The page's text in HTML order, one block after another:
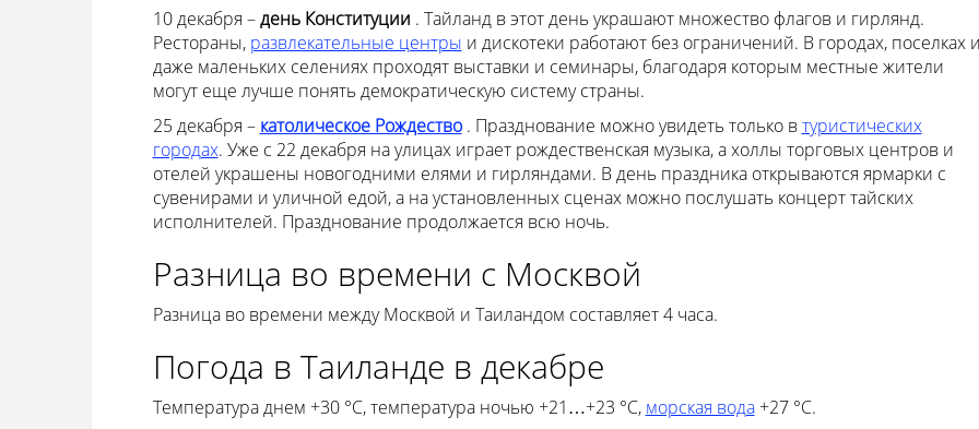
10 декабря –день Конституции . Тайланд в этот день украшают множество флагов и гирлянд.
Рестораны, развлекательные центры и дискотеки работают без ограничений. В городах, поселках
даже маленьких селениях проходят выставки и семинары, благодаря которым местные жители
могут еще лучше понять демократическую систему страны.
25 декабря – католическое Рождество . Празднование можно увидеть только втуристических
городах. Уже с 22 декабря на улицах играет рождественская музыка, а холлы торговых центров и
отелей украшены новогодними елями и гирляндами. В день праздника открываются ярмарки с
сувенирами и уличной едой, а на установленных сценах можно послушать концерт тайских
исполнителей. Празднование продолжается всю ночь.
Разница во времени с Москвой
Разница во времени между Москвой и Таиландом составляет 4 часа.
Погода в Таиланде в декабре
Температура днем +30 °C, температура ночью +21…+23 °C, морская вода+27 °C.